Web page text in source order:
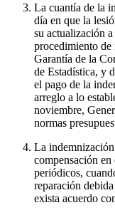
La cuantía de la
día en que la
su actualización
procedimiento de
Garantía de la
de Estadística, y
el pago de la
arreglo a lo
noviembre,
normas
La
compensación en
periódicos,
reparación
exista acuerdo